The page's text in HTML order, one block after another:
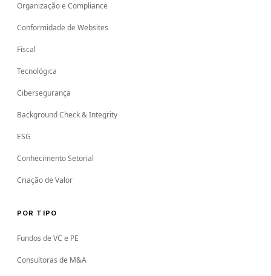
Organização e Compliance
Conformidade de Websites
Fiscal
Tecnológica
Cibersegurança
Background Check & Integrity
ESG
Conhecimento Setorial
Criação de Valor
POR TIPO
Fundos de VC e PE
Consultoras de M&A